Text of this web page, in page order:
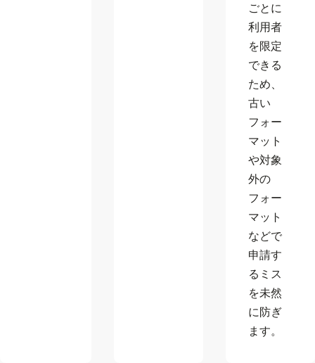
ごとに
利用者
を限定
できる
ため、
古い
フォー
マット
や対象
外の
フォー
マット
などで
申請す
るミス
を未然
に防ぎ
ます。